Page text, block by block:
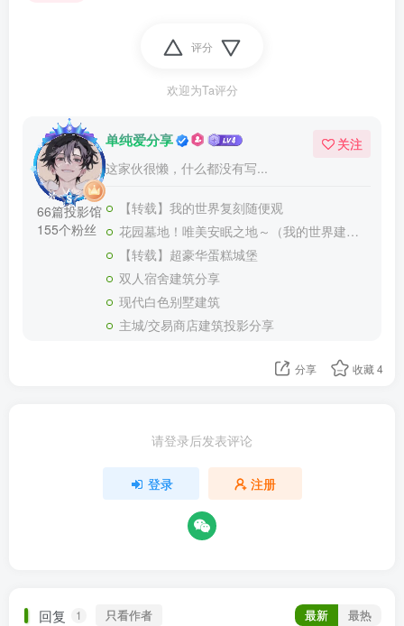
评分
欢迎为Ta评分
66篇投影馆
155个粉丝
单纯爱分享
这家伙很懒，什么都没有写...
关注
【转载】我的世界复刻随便观
花园墓地！唯美安眠之地～（我的世界建筑教程）
【转载】超豪华蛋糕城堡
双人宿舍建筑分享
现代白色别墅建筑
主城/交易商店建筑投影分享
分享 收藏4
请登录后发表评论
登录 注册
回复 1 只看作者 最新 最热